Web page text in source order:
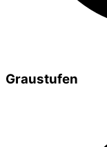
Graustufen